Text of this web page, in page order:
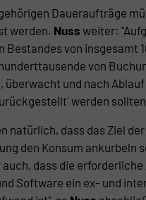
Daueraufträge
werden. Nuss weiter:
Bestandes von insgesamt
von
überwacht und nach
werden
natürlich, dass das Ziel
den Konsum ankurbeln
auch, dass die
Software ein ex- und